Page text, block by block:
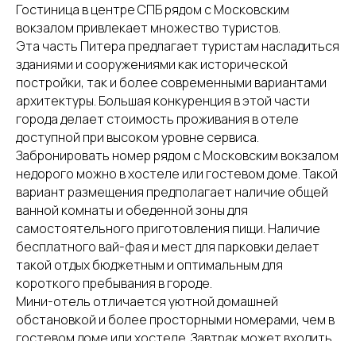
Гостиница в центре СПБ рядом с Московским
вокзалом привлекает множество туристов.
Эта часть Питера предлагает туристам насладиться
зданиями и сооружениями как исторической
постройки, так и более современными вариантами
архитектуры. Большая конкуренция в этой части
города делает стоимость проживания в отеле
доступной при высоком уровне сервиса.
Забронировать номер рядом с Московским вокзалом
недорого можно в хостеле или гостевом доме. Такой
вариант размещения предполагает наличие общей
ванной комнаты и обеденной зоны для
самостоятельного приготовления пищи. Наличие
бесплатного вай-фая и мест для парковки делает
такой отдых бюджетным и оптимальным для
короткого пребывания в городе.
Мини-отель отличается уютной домашней
обстановкой и более просторными номерами, чем в